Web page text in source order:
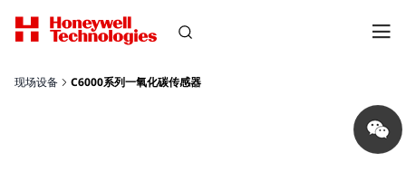
现场设备 C6000系列一氧化碳传感器
Share
on
wechat